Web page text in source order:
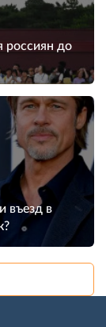
россиян до
въезд в